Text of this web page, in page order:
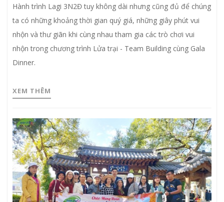
Hành trình Lagi 3N2Đ tuy không dài nhưng cũng đủ để chúng
ta có những khoảng thời gian quý giá, những giây phút vui
nhộn và thư giãn khi cùng nhau tham gia các trò chơi vui
nhộn trong chương trình Lửa trại - Team Building cùng Gala
Dinner.
XEM THÊM